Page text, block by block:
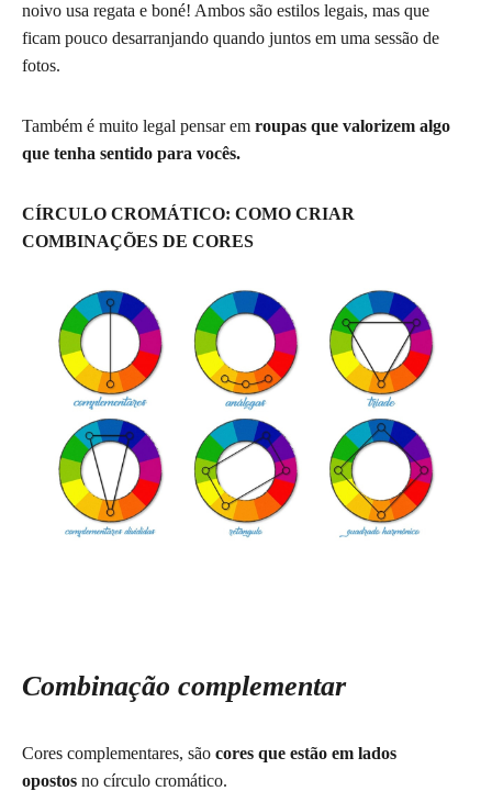
noivo usa regata e boné! Ambos são estilos legais, mas que
ficam pouco desarranjando quando juntos em uma sessão de
fotos.
Também é muito legal pensar em roupas que valorizem algo
que tenha sentido para vocês.
CÍRCULO CROMÁTICO: COMO CRIAR
COMBINAÇÕES DE CORES
Combinação complementar
Cores complementares, são cores que estão em lados
opostos no círculo cromático.